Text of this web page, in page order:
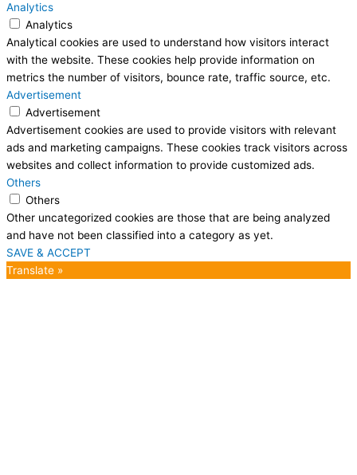
Analytics
Analytics
Analytical cookies are used to understand how visitors interact
with the website. These cookies help provide information on
metrics the number of visitors, bounce rate, traffic source, etc.
Advertisement
Advertisement
Advertisement cookies are used to provide visitors with relevant
ads and marketing campaigns. These cookies track visitors across
websites and collect information to provide customized ads.
Others
Others
Other uncategorized cookies are those that are being analyzed
and have not been classified into a category as yet.
SAVE & ACCEPT
Translate »